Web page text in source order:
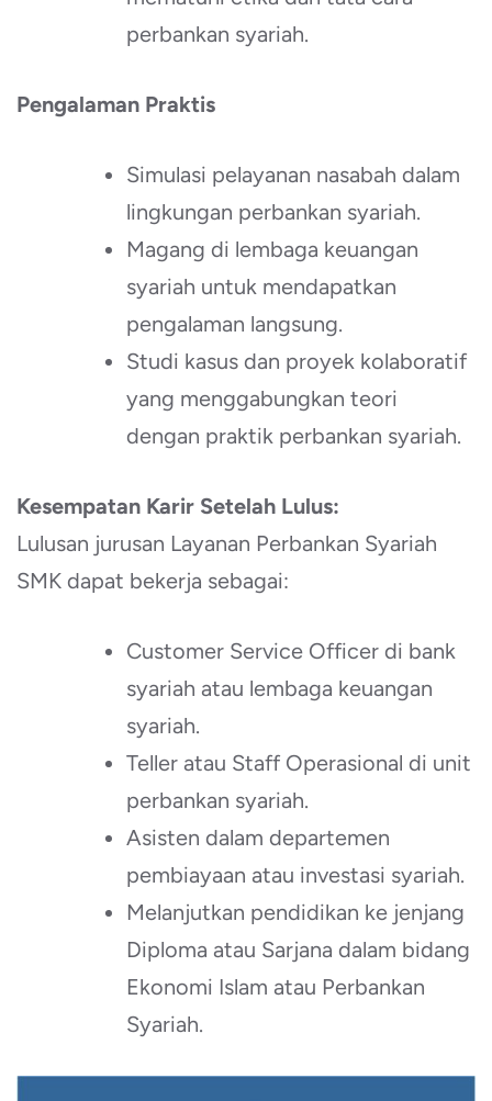
perbankan syariah.
Pengalaman Praktis
Simulasi pelayanan nasabah dalam
lingkungan perbankan syariah.
Magang di lembaga keuangan
syariah untuk mendapatkan
pengalaman langsung.
Studi kasus dan proyek kolaboratif
yang menggabungkan teori
dengan praktik perbankan syariah.
Kesempatan Karir Setelah Lulus:
Lulusan jurusan Layanan Perbankan Syariah
SMK dapat bekerja sebagai:
Customer Service Officer di bank
syariah atau lembaga keuangan
syariah.
Teller atau Staff Operasional di unit
perbankan syariah.
Asisten dalam departemen
pembiayaan atau investasi syariah.
Melanjutkan pendidikan ke jenjang
Diploma atau Sarjana dalam bidang
Ekonomi Islam atau Perbankan
Syariah.